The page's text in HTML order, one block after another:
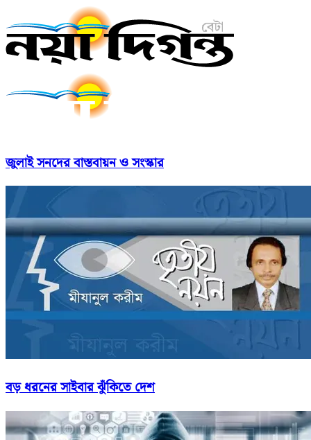
জুলাই সনদের বাস্তবায়ন ও সংস্কার
বড় ধরনের সাইবার ঝুঁকিতে দেশ